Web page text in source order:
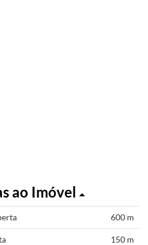
ao Imóvel
600 m
150 m